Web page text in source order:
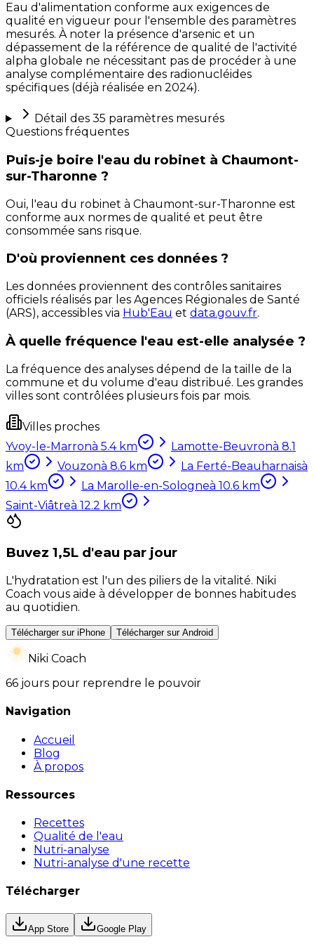
Eau d'alimentation conforme aux exigences de
qualité en vigueur pour l'ensemble des paramètres
mesurés. À noter la présence d'arsenic et un
dépassement de la référence de qualité de l'activité
alpha globale ne nécessitant pas de procéder à une
analyse complémentaire des radionucléides
spécifiques (déjà réalisée en 2024).
Détail des 35 paramètres mesurés
Questions fréquentes
Puis-je boire l'eau du robinet à Chaumont-
sur-Tharonne ?
Oui, l'eau du robinet à Chaumont-sur-Tharonne est
conforme aux normes de qualité et peut être
consommée sans risque.
D'où proviennent ces données ?
Les données proviennent des contrôles sanitaires
officiels réalisés par les Agences Régionales de Santé
(ARS), accessibles via Hub'Eau et data.gouv.fr.
À quelle fréquence l'eau est-elle analysée ?
La fréquence des analyses dépend de la taille de la
commune et du volume d'eau distribué. Les grandes
villes sont contrôlées plusieurs fois par mois.
Villes proches
Yvoy-le-Marronà 5.4km Lamotte-Beuvronà 8.1
km
Vouzonà 8.6 km La Ferté-Beauharnaisà
10.4km La Marolle-en-Sologneà 10.6 km
Saint-Viâtreà 12.2 km
Buvez 1,5L d'eau par jour
L'hydratation est l'un des piliers de la vitalité. Niki
Coach vous aide à développer de bonnes habitudes
au quotidien.
Télécharger sur iPhone Télécharger sur Android
Niki Coach
66 jours pour reprendre le pouvoir
Navigation
Accueil
Blog
À propos
Ressources
Recettes
Qualité de l'eau
Nutri-analyse
Nutri-analyse d'une recette
Télécharger
App Store Google Play